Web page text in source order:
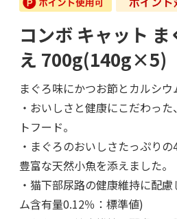
コンボ キャット
え 700g(140g×5)
まぐろ味にかつお節とカルシウ
・おいしさと健康にこだわっ
トフード。
・まぐろのおいしさたっぷり
豊富な天然小魚を添えました。
・猫下部尿路の健康維持に配
ム含有量0.12％：標準値)